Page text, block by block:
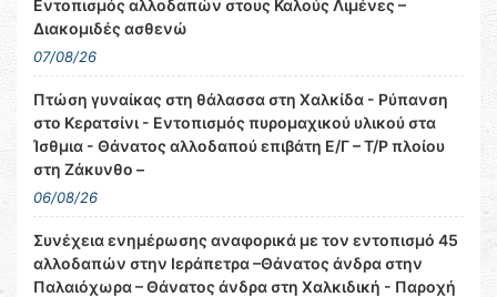
Εντοπισμός αλλοδαπών στους Καλούς Λιμένες –
Διακομιδές ασθενώ
07/08/26
Πτώση γυναίκας στη θάλασσα στη Χαλκίδα - Ρύπανση
στο Κερατσίνι - Εντοπισμός πυρομαχικού υλικού στα
Ίσθμια - Θάνατος αλλοδαπού επιβάτη Ε/Γ – Τ/Ρ πλοίου
στη Ζάκυνθο –
06/08/26
Συνέχεια ενημέρωσης αναφορικά με τον εντοπισμό 45
αλλοδαπών στην Ιεράπετρα –Θάνατος άνδρα στην
Παλαιόχωρα – Θάνατος άνδρα στη Χαλκιδική - Παροχή